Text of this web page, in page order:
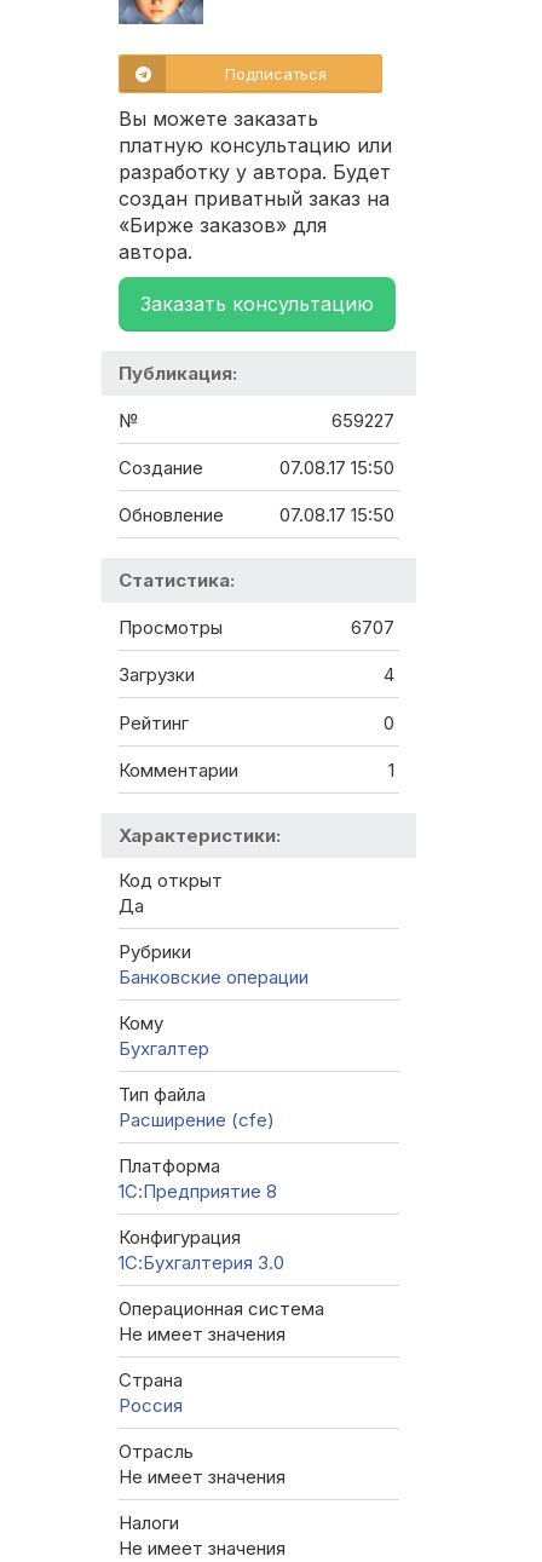
Подписаться
Вы можете заказать
платную консультацию или
разработку у автора. Будет
создан приватный заказ на
«Бирже заказов» для
автора.
Заказать консультацию
Публикация:
№ 659227
Создание 07.08.17 15:50
Обновление 07.08.17 15:50
Статистика:
Просмотры 6707
Загрузки 4
Рейтинг 0
Комментарии 1
Характеристики:
Код открыт
Да
Рубрики
Банковские операции
Кому
Бухгалтер
Тип файла
Расширение (cfe)
Платформа
1С:Предприятие 8
Конфигурация
1С:Бухгалтерия 3.0
Операционная система
Не имеет значения
Страна
Россия
Отрасль
Не имеет значения
Налоги
Не имеет значения